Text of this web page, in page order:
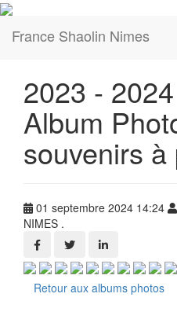
France Shaolin Nimes
2023 -
Album
souvenirs
01 septembre 2024 14:24
NIMES .
Retour aux albums photos